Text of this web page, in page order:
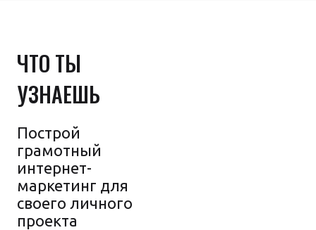
ЧТО ТЫ
УЗНАЕШЬ
Построй
грамотный
интернет-
маркетинг для
своего личного
проекта